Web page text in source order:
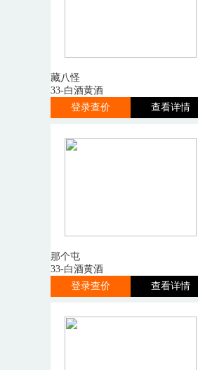
藏八怪
33-白酒黄酒
登录查价
查看详情
那个屯
33-白酒黄酒
登录查价
查看详情